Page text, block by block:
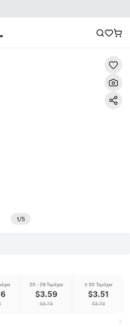
1/5
20 - 29 Τεμάχια
$3.59
$3.73
≥ 30 Τεμάχια
$3.51
$3.73